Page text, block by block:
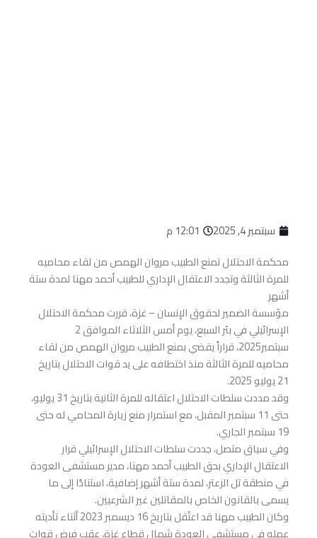
سبتمبر 4, 2025
12:01 م
محكمة الاحتلال تمنع الطبيب مروان الهمص من لقاء محاميه
للمرة الثالثة وتجدد الاعتقال الإداري للطبيب أحمد مهنا لمدة ستة
أشهر
مؤسسة الضمير لحقوق الإنسان – غزة، قررت محكمة الاحتلال
الإسرائيلي في بئر السبع، يوم أمس الثلاثاء الموافق 2
سبتمبر2025، قراراً يقضي بمنع الطبيب مروان الهمص من لقاء
محاميه للمرة الثالثة منذ اختطافه على يد قوات الاحتلال بتاريخ
21 يوليو 2025.
وقد مددت سلطات الاحتلال اعتقاله للمرة الثانية بتاريخ 31 يوليو،
حتى 11 سبتمبر المقبل، مع استمرار منع زيارة المحامي له حتى
19 سبتمبر الجاري.
وفي سياق متصل، جددت سلطات الاحتلال الإسرائيلي قرار
الاعتقال الإداري بحق الطبيب أحمد مهنا، مدير مستشفى العودة
في منطقة تل الزعتر، لمدة ستة أشهر إضافية، استنادًا إلى ما
يسمى بالقانون الخاص بالمقاتلين غير الشرعيين.
وكان الطبيب مهنا قد اعتُقل بتاريخ 16 ديسمبر 2023 أثناء تأديته
عمله في مستشفى العودة شمال قطاع غزة، عقب فرض قوات